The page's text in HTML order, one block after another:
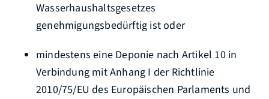
Wasserhaushaltsgesetzes
genehmigungsbedürftig ist oder
mindestens eine Deponie nach Artikel 10 in
Verbindung mit Anhang I der Richtlinie
2010/75/EU des Europäischen Parlaments und